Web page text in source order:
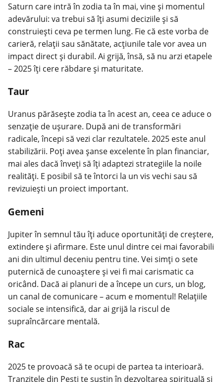
Saturn care intră în zodia ta în mai, vine și momentul
adevărului: va trebui să îți asumi deciziile și să
construiești ceva pe termen lung. Fie că este vorba de
carieră, relații sau sănătate, acțiunile tale vor avea un
impact direct și durabil. Ai grijă, însă, să nu arzi etapele
– 2025 îți cere răbdare și maturitate.
Taur
Uranus părăsește zodia ta în acest an, ceea ce aduce o
senzație de ușurare. După ani de transformări
radicale, începi să vezi clar rezultatele. 2025 este anul
stabilizării. Poți avea șanse excelente în plan financiar,
mai ales dacă înveți să îți adaptezi strategiile la noile
realități. E posibil să te întorci la un vis vechi sau să
revizuiești un proiect important.
Gemeni
Jupiter în semnul tău îți aduce oportunități de creștere,
extindere și afirmare. Este unul dintre cei mai favorabili
ani din ultimul deceniu pentru tine. Vei simți o sete
puternică de cunoaștere și vei fi mai carismatic ca
oricând. Dacă ai planuri de a începe un curs, un blog,
un canal de comunicare – acum e momentul! Relațiile
sociale se intensifică, dar ai grijă la riscul de
supraîncărcare mentală.
Rac
2025 te provoacă să te ocupi de partea ta interioară.
Tranzitele din Pești te susțin în dezvoltarea spirituală și